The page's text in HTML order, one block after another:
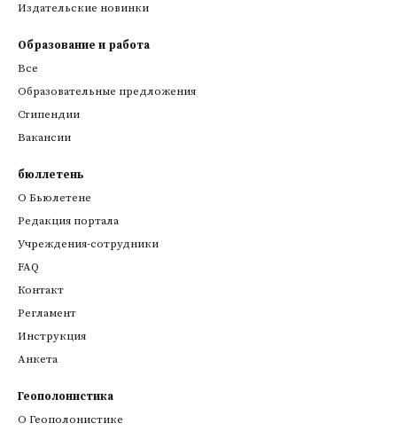
Издательские новинки
Образование и работа
Все
Образовательные предложения
Стипендии
Вакансии
бюллетень
О Бьюлетене
Редакция портала
Учреждения-сотрудники
FAQ
Контакт
Регламент
Инструкция
Анкета
Геополонистика
О Геополонистике